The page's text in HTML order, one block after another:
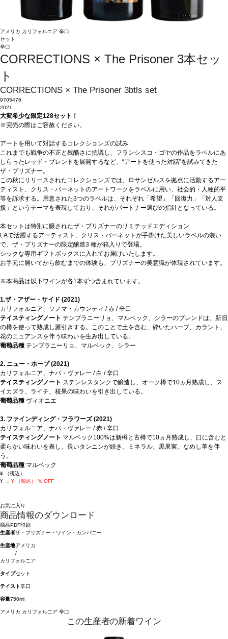
アメリカ カリフォルニア 辛口
セット
辛口
CORRECTIONS × The Prisoner 3本セッ
ト
CORRECTIONS × The Prisoner 3btls set
9705476
2021
大変希少な限定128セット！
※完売の際はご容赦ください。
アートを用いて対話するコレクションズの試み
これまでも戦争の不正と残酷さに抗議し、フランシスコ・ゴヤの作品をラベルにあ
しらったレッド・ブレンドを展開するなど、“アートを使った対話”を試みてきた
ザ・プリズナー。
この秋にリリースされたコレクションズでは、ロサンゼルスを拠点に活動するアー
ティスト、クリス・バーネットのアートワークをラベルに用い、社会的・人種的平
等を訴求する。用意された3つのラベルは、それぞれ「希望」「回復力」「対人支
援」というテーマを表現しており、それがパートナー選びの指針となっている。
本セットは特別に醸されたザ・プリズナーのリミテッドエディション
LAで活躍するアーティスト、クリス・バーネットが手掛けた美しいラベルの装い
で、ザ・プリズナーの限定醸造3 種が箱入りで登場。
シックな専用ギフトボックスに入れてお届けいたします。
お手元に届いてから飲むまでの体験も、プリズナーの美意識が体現されています。
※本商品は以下ワインが各1本ずつ含まれています。
1.ザ・アザー・サイド (2021)
カリフォルニア、ソノマ・カウンティ / 赤 / 辛口
テイスティングノート テンプラニーリョ、マルベック、シラーのブレンドは、新旧
の樽を使って熟成し澱引きする。このことで土を含む、砕いたハーブ、カラント、
花のニュアンスを伴う味わいを生み出している。
葡萄品種 テンプラニーリョ、マルベック、シラー
2. ニュー・ホープ (2021)
カリフォルニア、ナパ・ヴァレー / 白 / 辛口
テイスティングノート ステンレスタンクで醸造し、オーク樽で10ヵ月熟成し、ス
イカズラ、ライチ、核果の味わいを引き出している。
葡萄品種 ヴィオニエ
3. ファインディング・フラワーズ (2021)
カリフォルニア、ナパ・ヴァレー / 赤 / 辛口
テイスティングノート マルベック100%は新樽と古樽で10ヵ月熟成し、口に含むと
柔らかい味わいを表し、長いタンニンが続き、ミネラル、黒果実、なめし革を伴
う。
葡萄品種 マルベック
¥
（税込）
¥ → ¥ （税込） % OFF
お気に入り
商品情報のダウンロード
商品PDF印刷
生産者ザ・プリズナー・ワイン・カンパニー
生産地アメリカ
/
カリフォルニア
タイプセット
テイスト辛口
容量750ml
アメリカ カリフォルニア 辛口
この生産者の新着ワイン